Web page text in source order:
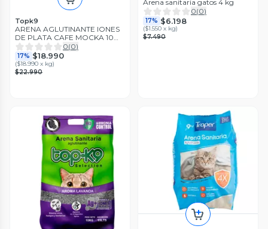
Topk9
ARENA AGLUTINANTE IONES
DE PLATA CAFE MOCKA 10
KG
0(0)
17% $18.990
($18.990 x kg)
$22.990
Arena sanitaria gatos 4 kg
0(0)
17% $6.198
($1.550 x kg)
$7.490